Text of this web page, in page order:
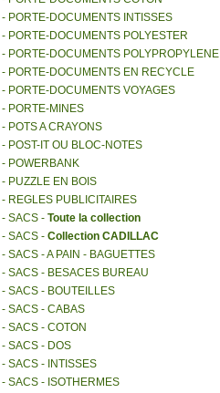
- PORTE-DOCUMENTS INTISSES
- PORTE-DOCUMENTS POLYESTER
- PORTE-DOCUMENTS POLYPROPYLENE
- PORTE-DOCUMENTS EN RECYCLE
- PORTE-DOCUMENTS VOYAGES
- PORTE-MINES
- POTS A CRAYONS
- POST-IT OU BLOC-NOTES
- POWERBANK
- PUZZLE EN BOIS
- REGLES PUBLICITAIRES
- SACS - Toute la collection
- SACS - Collection CADILLAC
- SACS - A PAIN - BAGUETTES
- SACS - BESACES BUREAU
- SACS - BOUTEILLES
- SACS - CABAS
- SACS - COTON
- SACS - DOS
- SACS - INTISSES
- SACS - ISOTHERMES